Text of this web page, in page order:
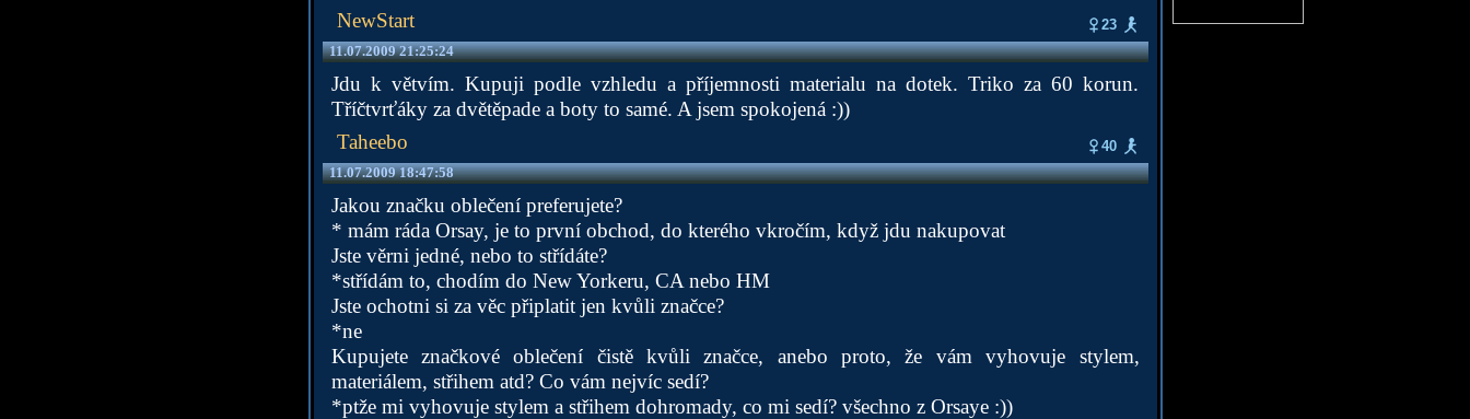
NewStart
23
11.07.2009 21:25:24
Jdu k větvím. Kupuji podle vzhledu a příjemnosti materialu na dotek. Triko za 60 korun.
Tříčtvrťáky za dvětěpade a boty to samé. A jsem spokojená :))
Taheebo
40
11.07.2009 18:47:58
Jakou značku oblečení preferujete?
* mám ráda Orsay, je to první obchod, do kterého vkročím, když jdu nakupovat
Jste věrni jedné, nebo to střídáte?
*střídám to, chodím do New Yorkeru, CA nebo HM
Jste ochotni si za věc připlatit jen kvůli značce?
*ne
Kupujete značkové oblečení čistě kvůli značce, anebo proto, že vám vyhovuje stylem,
materiálem, střihem atd? Co vám nejvíc sedí?
*ptže mi vyhovuje stylem a střihem dohromady, co mi sedí? všechno z Orsaye :))